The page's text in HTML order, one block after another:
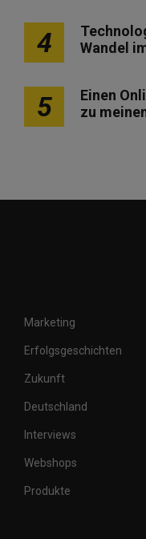
4
Wandel
5
Einen
zu
Marketing
Erfolgsgeschichten
Zukunft
Deutschland
Interviews
Webshops
Produkte